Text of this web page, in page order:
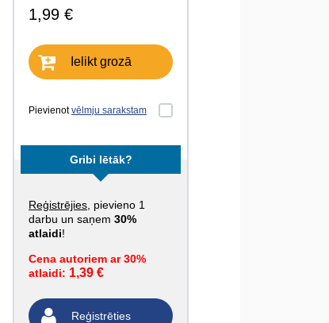
1,99 €
Ielikt grozā
Pievienotvēlmju sarakstam
Gribi lētāk?
Reģistrējies , pievieno 1
darbu un saņem 30%
atlaidi!
Cena autoriem ar 30%
atlaidi: 1,39 €
Reģistrēties